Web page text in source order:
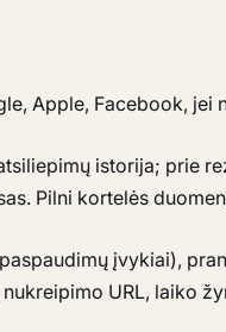
Apple, Facebook, jei
istorija; prie
Pilni kortelės
įvykiai),
URL, laiko